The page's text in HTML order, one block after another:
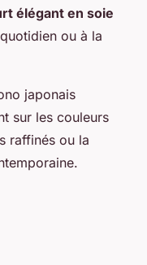
élégant en soie
ou à la
japonais
sur les couleurs
raffinés ou la